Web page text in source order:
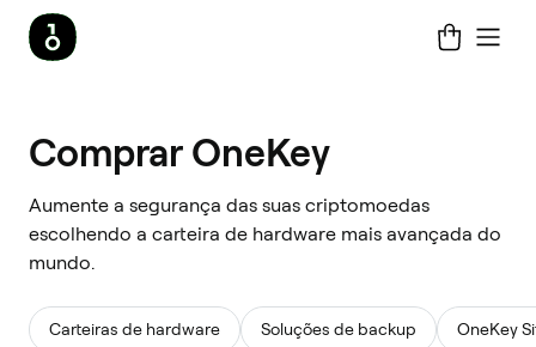
Comprar
OneKey
Comprar OneKey
Aumente a segurança das suas criptomoedas
escolhendo a carteira de hardware mais avançada do
mundo.
Carteiras de hardware Soluções de backup OneKey